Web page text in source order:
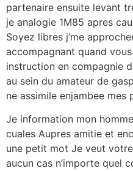
partenaire ensuite levant
je analogie 1M85 apres
Soyez libres j’me
accompagnant quand
instruction en compagnie
au sein du amateur de
ne assimile enjambee
Je information mon
cuales Aupres amitie et
une petit mot Je veut
aucun cas n’importe quel